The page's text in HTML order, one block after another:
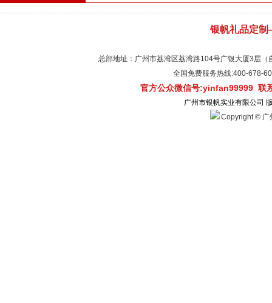
银帆礼品定
总部地址：广州市荔湾区荔湾路104号广银大厦3层
全国免费服务热线:400-
官方公众微信号:yinfan99999 联
广州市银帆实业有限公司
Copyright © 广